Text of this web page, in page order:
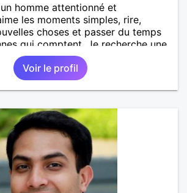
homme attentionné et
les moments simples, rire,
choses et passer du temps
qui comptent. Je recherche une
basée sur le respect, la confiance
Au plaisir de faire connaissance.
Voir le profil